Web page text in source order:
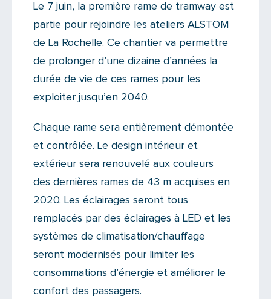
Le 7 juin, la première rame de tramway est
partie pour rejoindre les ateliers ALSTOM
de La Rochelle. Ce chantier va permettre
de prolonger d’une dizaine d’années la
durée de vie de ces rames pour les
exploiter jusqu’en 2040.
Chaque rame sera entièrement démontée
et contrôlée. Le design intérieur et
extérieur sera renouvelé aux couleurs
des dernières rames de 43 m acquises en
2020. Les éclairages seront tous
remplacés par des éclairages à LED et les
systèmes de climatisation/chauffage
seront modernisés pour limiter les
consommations d’énergie et améliorer le
confort des passagers.